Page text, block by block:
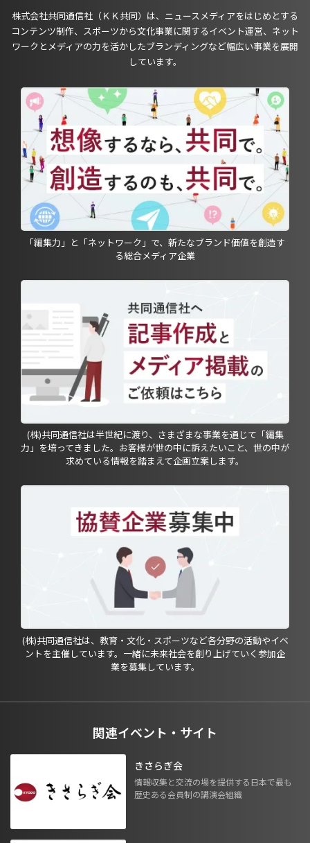
株式会社共同通信社（ＫＫ共同）は、ニュースメディアをはじめとする
コンテンツ制作、スポーツから文化事業に関するイベント運営、ネット
ワークとメディアの力を活かしたブランディングなど幅広い事業を展開
しています。
「編集力」と「ネットワーク」で、新たなブランド価値を創造す
る総合メディア企業
(株)共同通信社は半世紀に渡り、さまざまな事業を通じて「編集
力」を培ってきました。お客様が世の中に訴えたいこと、世の中が
求めている情報を踏まえて企画立案します。
(株)共同通信社は、教育・文化・スポーツなど各分野の活動やイベ
ントを主催しています。一緒に未来社会を創り上げていく参加企
業を募集しています。
関連イベント・サイト
きさらぎ会
情報収集と交流の場を提供する日本で最も
歴史ある会員制の講演会組織